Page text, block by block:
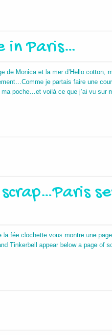
in Paris…
de Monica et la mer d’Hello cotton,
je partais faire une
poche…et voilà ce que j’ai vu sur
la fée clochette vous montre une
appear below a page of
good